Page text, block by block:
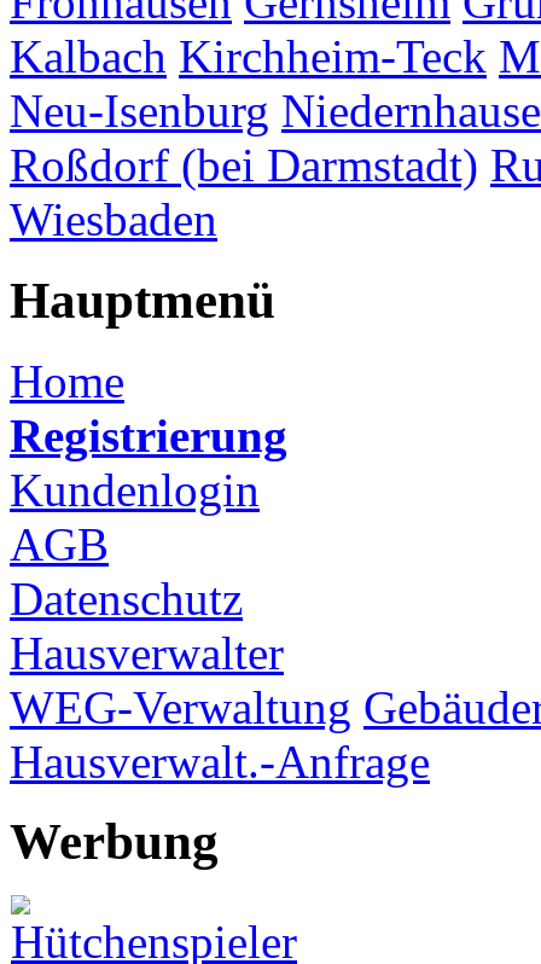
Kalbach Kirchheim-Teck
Neu-Isenburg
Roßdorf (bei Darmstadt)
Wiesbaden
Hauptmenü
Home
Registrierung
Kundenlogin
AGB
Datenschutz
Hausverwalter
WEG-Verwaltung
Hausverwalt.-Anfrage
Werbung